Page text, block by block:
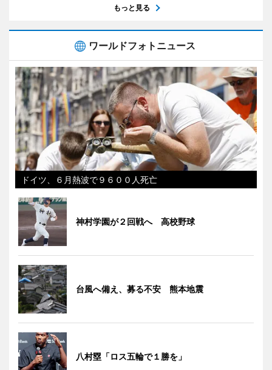
もっと見る
ワールドフォトニュース
ドイツ、６月熱波で９６００人死亡
神村学園が２回戦へ 高校野球
台風へ備え、募る不安 熊本地震
八村塁「ロス五輪で１勝を」